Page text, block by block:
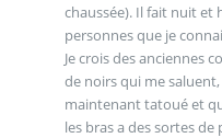
chaussée). Il fait nuit et
personnes que je
Je crois des anciennes
de noirs qui me
maintenant tatoué et
les bras a des sortes